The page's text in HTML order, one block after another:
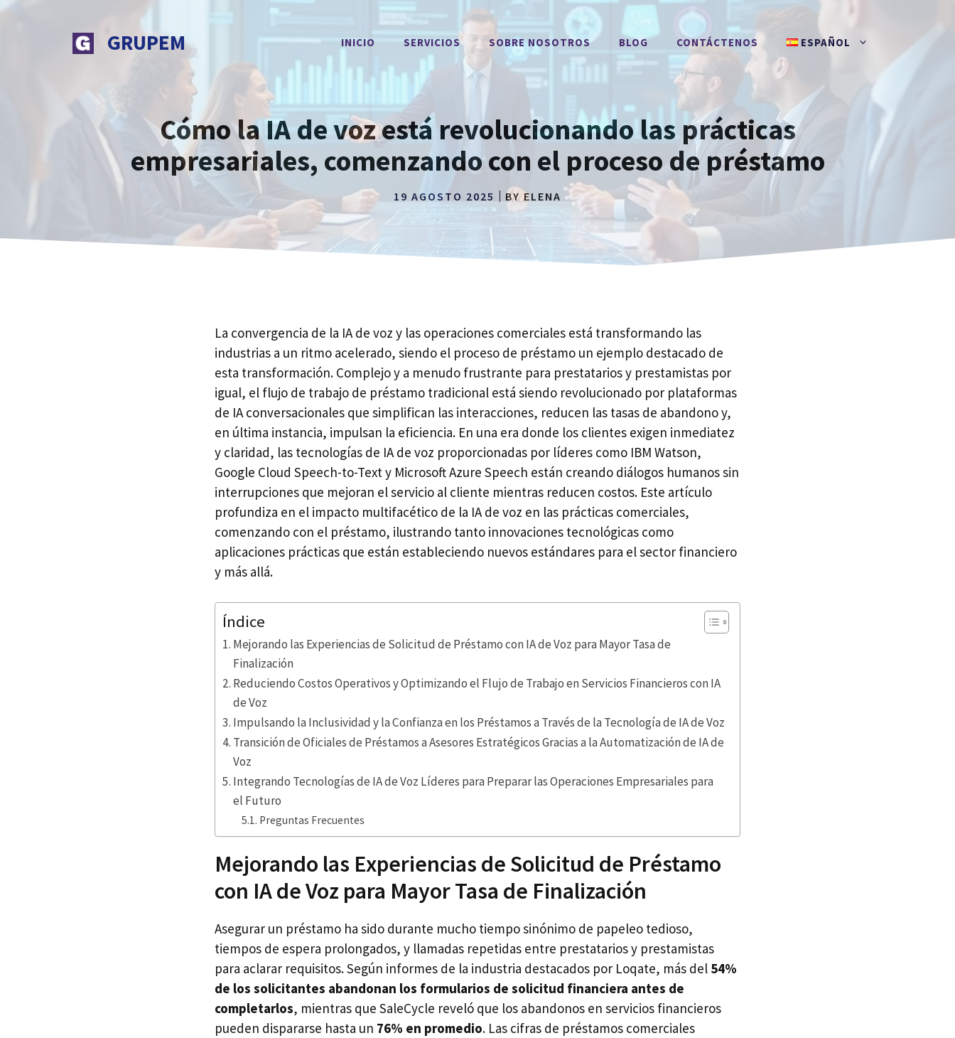
Saltar
GRUPEM INICIO SERVICIOS SOBRE NOSOTROS BLOG CONTÁCTENOS ESPAÑOL
Cómo la IA de voz está revolucionando las prácticas
empresariales, comenzando con el proceso de préstamo
19 AGOSTO 2025 BYELENA
La convergencia de la IA de voz y las operaciones comerciales está transformando las
industrias a un ritmo acelerado, siendo el proceso de préstamo un ejemplo destacado de
esta transformación. Complejo y a menudo frustrante para prestatarios y prestamistas por
igual, el flujo de trabajo de préstamo tradicional está siendo revolucionado por plataformas
de IA conversacionales que simplifican las interacciones, reducen las tasas de abandono y,
en última instancia, impulsan la eficiencia. En una era donde los clientes exigen inmediatez
y claridad, las tecnologías de IA de voz proporcionadas por líderes como IBM Watson,
Google Cloud Speech-to-Text y Microsoft Azure Speech están creando diálogos humanos sin
interrupciones que mejoran el servicio al cliente mientras reducen costos. Este artículo
profundiza en el impacto multifacético de la IA de voz en las prácticas comerciales,
comenzando con el préstamo, ilustrando tanto innovaciones tecnológicas como
aplicaciones prácticas que están estableciendo nuevos estándares para el sector financiero
y más allá.
Índice
Mejorando las Experiencias de Solicitud de Préstamo con IA de Voz para Mayor Tasa de
Finalización
Reduciendo Costos Operativos y Optimizando el Flujo de Trabajo en Servicios Financieros con IA
de Voz
Impulsando la Inclusividad y la Confianza en los Préstamos a Través de la Tecnología de IA de Voz
Transición de Oficiales de Préstamos a Asesores Estratégicos Gracias a la Automatización de IA de
Voz
Integrando Tecnologías de IA de Voz Líderes para Preparar las Operaciones Empresariales para
el Futuro
Preguntas Frecuentes
Mejorando las Experiencias de Solicitud de Préstamo
con IA de Voz para Mayor Tasa de Finalización
Asegurar un préstamo ha sido durante mucho tiempo sinónimo de papeleo tedioso,
tiempos de espera prolongados, y llamadas repetidas entre prestatarios y prestamistas
para aclarar requisitos. Según informes de la industria destacados por Loqate, más del 54%
de los solicitantes abandonan los formularios de solicitud financiera antes de
completarlos, mientras que SaleCycle reveló que los abandonos en servicios financieros
pueden dispararse hasta un 76% en promedio. Las cifras de préstamos comerciales